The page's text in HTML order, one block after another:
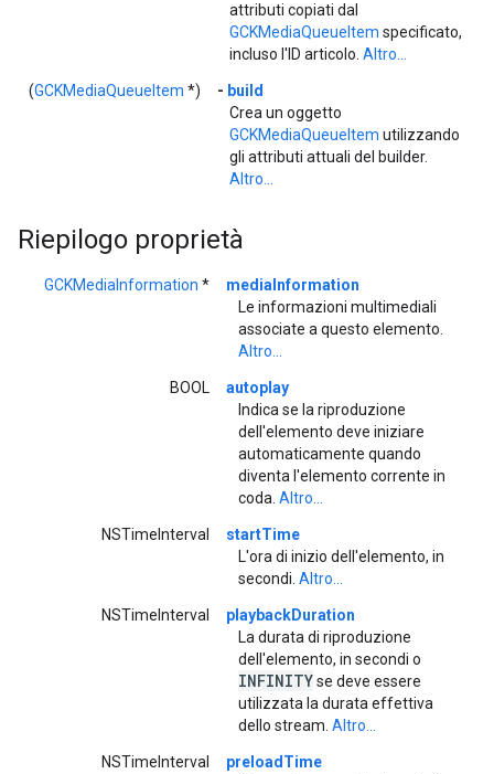
attributi copiati dal
GCKMediaQueueItem specificato,
incluso l'ID articolo. Altro...
(GCKMediaQueueItem *) - build
Crea un oggetto
GCKMediaQueueItem utilizzando
gli attributi attuali del builder.
Altro...
Riepilogo proprietà
GCKMediaInformation *
mediaInformation
Le informazioni multimediali
associate a questo elemento.
Altro...
BOOL
autoplay
Indica se la riproduzione
dell'elemento deve iniziare
automaticamente quando
diventa l'elemento corrente in
coda. Altro...
NSTimeInterval
startTime
L'ora di inizio dell'elemento, in
secondi. Altro...
NSTimeInterval
playbackDuration
La durata di riproduzione
dell'elemento, in secondi o
INFINITYse deve essere
utilizzata la durata effettiva
dello stream. Altro...
NSTimeInterval
preloadTime